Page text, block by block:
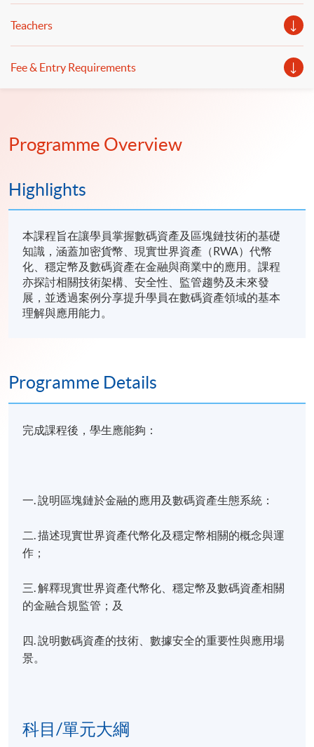
Teachers
Fee & Entry Requirements
Programme Overview
Highlights
本課程旨在讓學員掌握數碼資產及區塊鏈技術的基礎
知識，涵蓋加密貨幣、現實世界資產（RWA）代幣
化、穩定幣及數碼資產在金融與商業中的應用。課程
亦探討相關技術架構、安全性、監管趨勢及未來發
展，並透過案例分享提升學員在數碼資產領域的基本
理解與應用能力。
Programme Details
完成課程後，學生應能夠：
一. 說明區塊鏈於金融的應用及數碼資產生態系統：
二. 描述現實世界資產代幣化及穩定幣相關的概念與運
作；
三. 解釋現實世界資產代幣化、穩定幣及數碼資產相關
的金融合規監管；及
四. 說明數碼資產的技術、數據安全的重要性與應用場
景。
科目/單元大綱